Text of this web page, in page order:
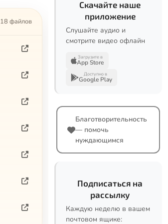
18 файлов
Скачайте наше
приложение
Слушайте аудио и
смотрите видео офлайн
Загрузите в
App Store
Доступно в
Google Play
Благотворительность
— помочь
нуждающимся
Подписаться на
рассылку
Каждую неделю в вашем
почтовом ящике: